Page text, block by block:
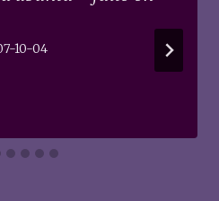
10-04